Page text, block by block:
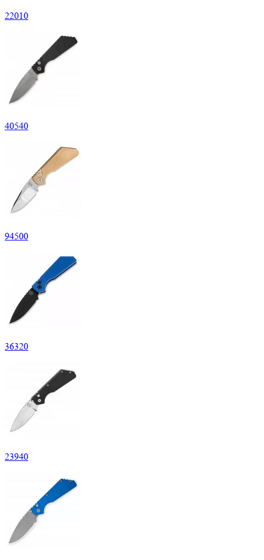
22010
40540
94500
36320
23940